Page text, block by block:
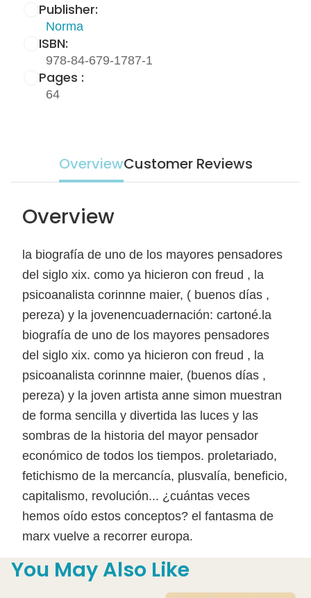
Publisher:
Norma
ISBN:
978-84-679-1787-1
Pages :
64
OverviewCustomer Reviews
Overview
la biografía de uno de los mayores pensadores
del siglo xix. como ya hicieron con freud , la
psicoanalista corinnne maier, ( buenos días ,
pereza) y la jovenencuadernación: cartoné.la
biografía de uno de los mayores pensadores
del siglo xix. como ya hicieron con freud , la
psicoanalista corinnne maier, (buenos días ,
pereza) y la joven artista anne simon muestran
de forma sencilla y divertida las luces y las
sombras de la historia del mayor pensador
económico de todos los tiempos. proletariado,
fetichismo de la mercancía, plusvalía, beneficio,
capitalismo, revolución... ¿cuántas veces
hemos oído estos conceptos? el fantasma de
marx vuelve a recorrer europa.
You May Also Like